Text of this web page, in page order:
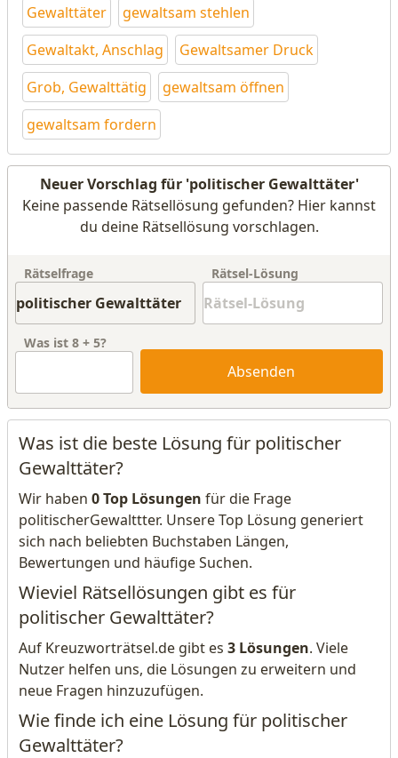
Gewalttäter
gewaltsam stehlen
Gewaltakt, Anschlag
Gewaltsamer Druck
Grob, Gewalttätig
gewaltsam öffnen
gewaltsam fordern
Neuer Vorschlag für 'politischer Gewalttäter'
Keine passende Rätsellösung gefunden? Hier kannst
du deine Rätsellösung vorschlagen.
Rätselfrage Rätsel-Lösung
Was ist 8 + 5?
Absenden
Was ist die beste Lösung für politischer
Gewalttäter?
Wir haben 0 Top Lösungen für die Frage
politischerGewalttter. Unsere Top Lösung generiert
sich nach beliebten Buchstaben Längen,
Bewertungen und häufige Suchen.
Wieviel Rätsellösungen gibt es für
politischer Gewalttäter?
Auf Kreuzworträtsel.de gibt es 3 Lösungen. Viele
Nutzer helfen uns, die Lösungen zu erweitern und
neue Fragen hinzuzufügen.
Wie finde ich eine Lösung für politischer
Gewalttäter?